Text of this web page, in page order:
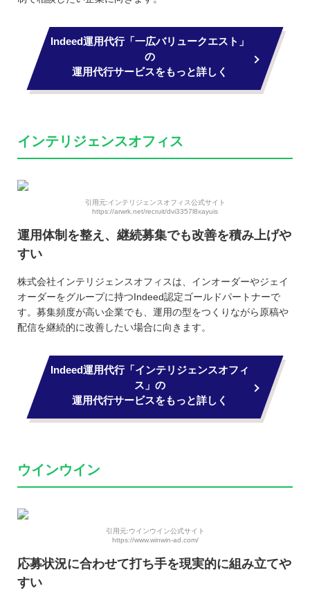
Indeed運用代行「一広バリュークエスト」
の
運用代行サービスをもっと詳しく
インテリジェンスオフィス
引用元:インテリジェンスオフィス公式サイト
https://arwrk.net/recruit/dvi3357l8xayuis
運用体制を整え、継続募集でも改善を積み上げや
すい
株式会社インテリジェンスオフィスは、インオーダーやジェイ
オーダーをグループに持つIndeed認定ゴールドパートナーで
す。募集頻度が高い企業でも、運用の型をつくりながら原稿や
配信を継続的に改善したい場合に向きます。
Indeed運用代行「インテリジェンスオフィ
ス」の
運用代行サービスをもっと詳しく
ウインウイン
引用元:ウインウイン公式サイト
https://www.winwin-ad.com/
応募状況に合わせて打ち手を現実的に組み立てや
すい